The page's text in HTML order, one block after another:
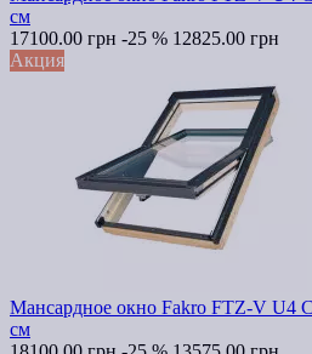
см
17100.00 грн -25 % 12825.00 грн
Акция
Мансардное окно Fakro FTZ-V U4
см